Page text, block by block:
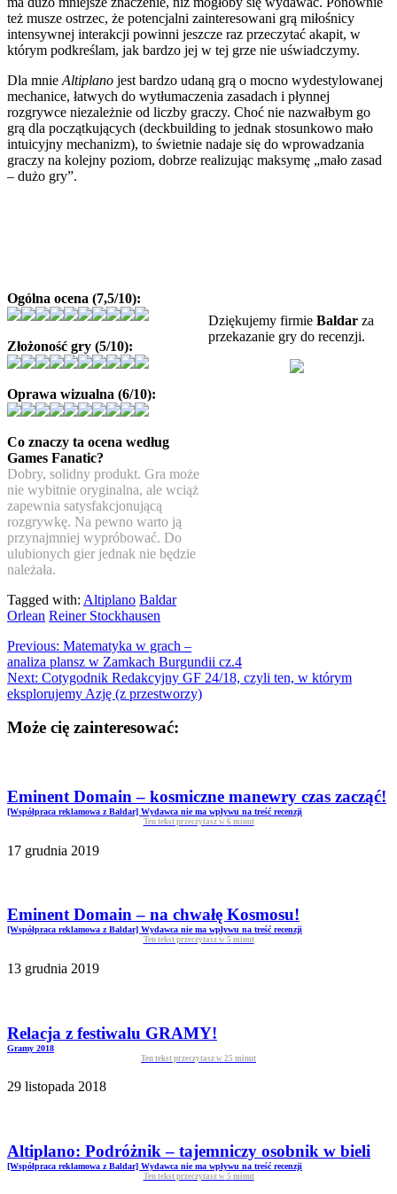
też musze ostrzec, że potencjalni zainteresowani grą miłośnicy
intensywnej interakcji powinni jeszcze raz przeczytać akapit, w
którym podkreślam, jak bardzo jej w tej grze nie uświadczymy.
Dla mnie Altiplano jest bardzo udaną grą o mocno wydestylowanej
mechanice, łatwych do wytłumaczenia zasadach i płynnej
rozgrywce niezależnie od liczby graczy. Choć nie nazwałbym go
grą dla początkujących (deckbuilding to jednak stosunkowo mało
intuicyjny mechanizm), to świetnie nadaje się do wprowadzania
graczy na kolejny poziom, dobrze realizując maksymę „mało zasad
– dużo gry”.
Dziękujemy firmie Baldar za
przekazanie gry do recenzji.
Ogólna ocena (7,5/10):
Złożoność gry (5/10):
Oprawa wizualna (6/10):
Co znaczy ta ocena według
Games Fanatic?
Dobry, solidny produkt. Gra może
nie wybitnie oryginalna, ale wciąż
zapewnia satysfakcjonującą
rozgrywkę. Na pewno warto ją
przynajmniej wypróbować. Do
ulubionych gier jednak nie będzie
należała.
Tagged with: Altiplano Baldar
Orlean Reiner Stockhausen
Previous: Matematyka w grach –
analiza plansz w Zamkach Burgundii cz.4
Next: Cotygodnik Redakcyjny GF 24/18, czyli ten, w którym
eksplorujemy Azję (z przestworzy)
Może cię zainteresować:
Eminent Domain – kosmiczne manewry czas zacząć!
[Współpraca reklamowa z Baldar] Wydawca nie ma wpływu na treść recenzji
Ten tekst przeczytasz w 6 minut
17 grudnia 2019
Eminent Domain – na chwałę Kosmosu!
[Współpraca reklamowa z Baldar] Wydawca nie ma wpływu na treść recenzji
Ten tekst przeczytasz w 5 minut
13 grudnia 2019
Relacja z festiwalu GRAMY!
Gramy 2018
Ten tekst przeczytasz w 25 minut
29 listopada 2018
Altiplano: Podróżnik – tajemniczy osobnik w bieli
[Współpraca reklamowa z Baldar] Wydawca nie ma wpływu na treść recenzji
Ten tekst przeczytasz w 5 minut